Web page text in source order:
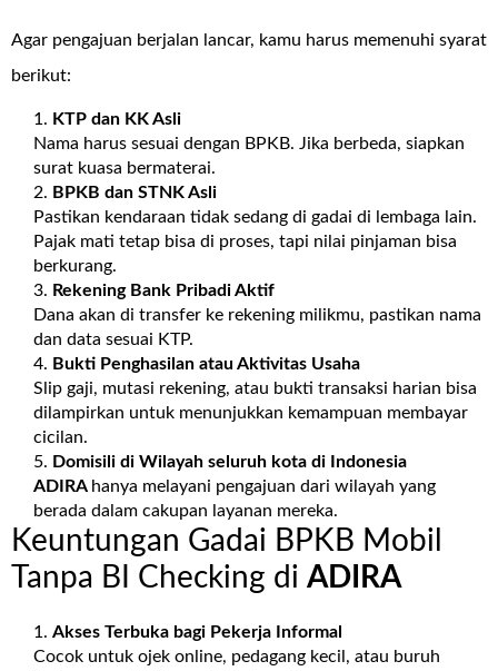
Agar pengajuan berjalan lancar, kamu harus memenuhi syarat
berikut:
KTP dan KK Asli
Nama harus sesuai dengan BPKB. Jika berbeda, siapkan
surat kuasa bermaterai.
BPKB dan STNK Asli
Pastikan kendaraan tidak sedang di gadai di lembaga lain.
Pajak mati tetap bisa di proses, tapi nilai pinjaman bisa
berkurang.
Rekening Bank Pribadi Aktif
Dana akan di transfer ke rekening milikmu, pastikan nama
dan data sesuai KTP.
Bukti Penghasilan atau Aktivitas Usaha
Slip gaji, mutasi rekening, atau bukti transaksi harian bisa
dilampirkan untuk menunjukkan kemampuan membayar
cicilan.
Domisili di Wilayah seluruh kota di Indonesia
ADIRA hanya melayani pengajuan dari wilayah yang
berada dalam cakupan layanan mereka.
Keuntungan Gadai BPKB Mobil
Tanpa BI Checking di ADIRA
Akses Terbuka bagi Pekerja Informal
Cocok untuk ojek online, pedagang kecil, atau buruh